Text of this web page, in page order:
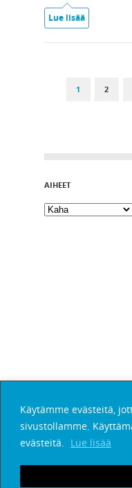
Käytämme evästeitä,
sivustollamme.
evästeitä.
Lue lisää
Lue lisää
1 2
AIHEET